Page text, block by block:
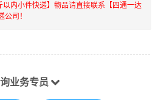
以内小件快递】物品请直接联系【四通一达
公司！
业务专员